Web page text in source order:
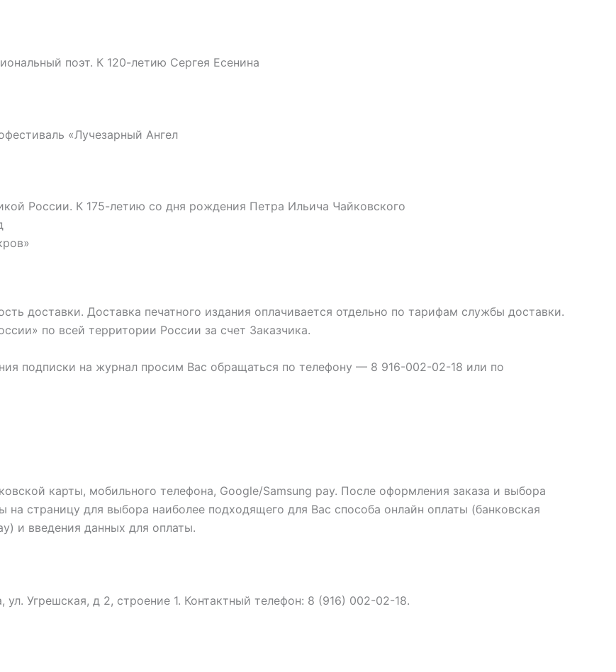
поэт. К 120-летию Сергея Есенина
«Лучезарный Ангел
России. К 175-летию со дня рождения Петра Ильича Чайковского
доставки. Доставка печатного издания оплачивается отдельно по тарифам службы доставки.
по всей территории России за счет Заказчика.
подписки на журнал просим Вас обращаться по телефону — 8 916-002-02-18 или по
карты, мобильного телефона, Google/Samsung pay. После оформления заказа и выбора
на страницу для выбора наиболее подходящего для Вас способа онлайн оплаты (банковская
и введения данных для оплаты.
Угрешская, д 2, строение 1. Контактный телефон: 8 (916) 002-02-18.